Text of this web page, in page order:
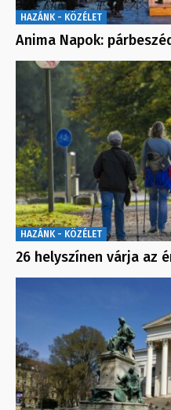
HAZÁNK - KÖZÉLET
Anima Napok:
HAZÁNK - KÖZÉLET
26 helyszínen várja az